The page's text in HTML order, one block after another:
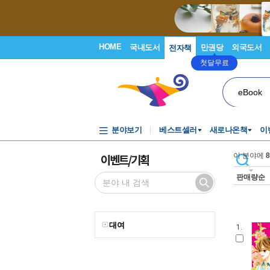
HOME 국내도서 전자책 만권당
첫달무료
외국도서
eBook
분야보기 베스트셀러 새로나온책 이
이벤트/기획
대여
이 분야에 8
판매량순
1.